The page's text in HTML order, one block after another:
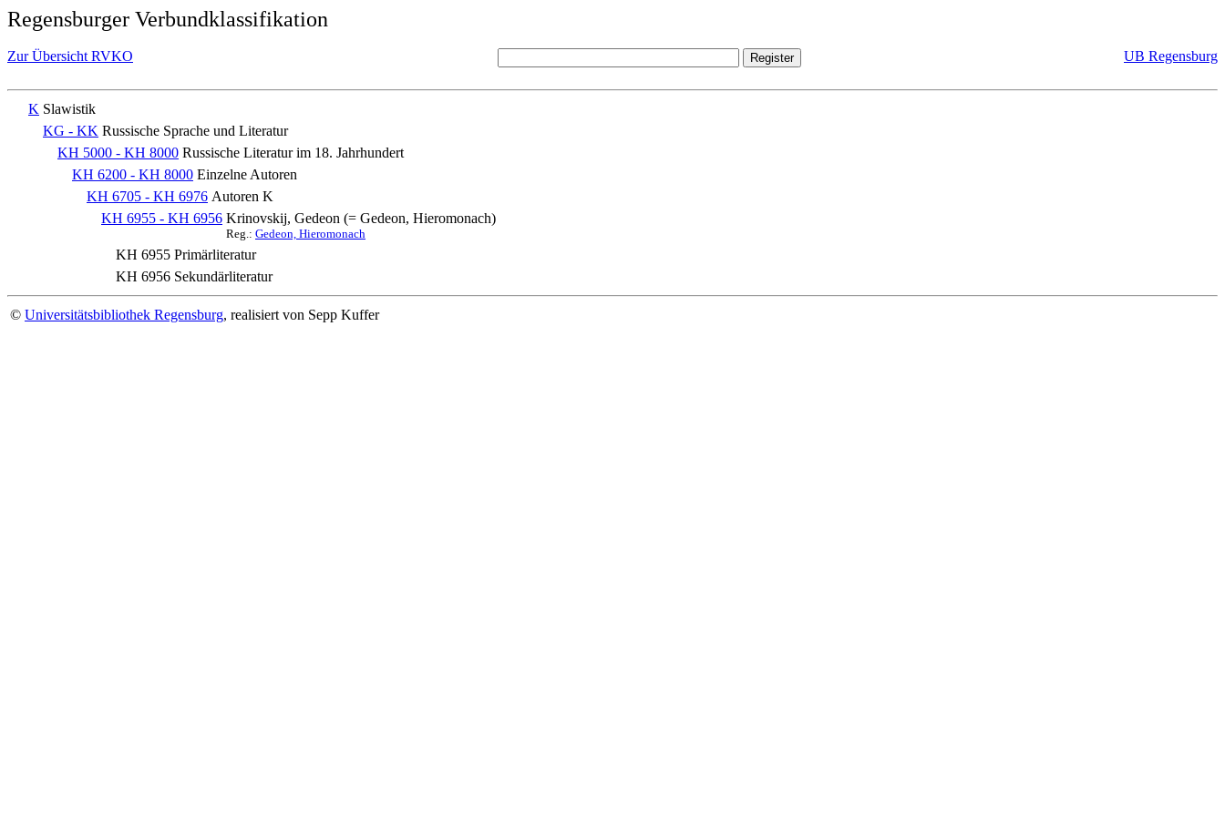
Regensburger Verbundklassifikation
Zur Übersicht RVKO UB Regensburg
K Slawistik
KG - KK Russische Sprache und Literatur
KH 5000 - KH 8000 Russische Literatur im 18. Jahrhundert
KH 6200 - KH 8000 Einzelne Autoren
KH 6705 - KH 6976 Autoren K
KH 6955 - KH 6956 Krinovskij, Gedeon (= Gedeon, Hieromonach)
Reg.: Gedeon, Hieromonach
KH 6955 Primärliteratur
KH 6956 Sekundärliteratur
© Universitätsbibliothek Regensburg, realisiert von Sepp Kuffer